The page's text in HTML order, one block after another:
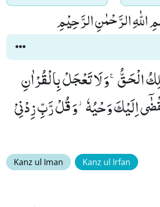
اللّٰهِ الرَّحْمٰنِ الرَّحِیْمِ
الْحَقُّۚ-وَ لَا تَعْجَلْ بِالْقُرْاٰنِ
اِلَیْكَ وَحْیُهٗ٘-وَ قُلْ رَّبِّ زِدْنِیْ
Kanz ul Iman Kanz ul Irfan